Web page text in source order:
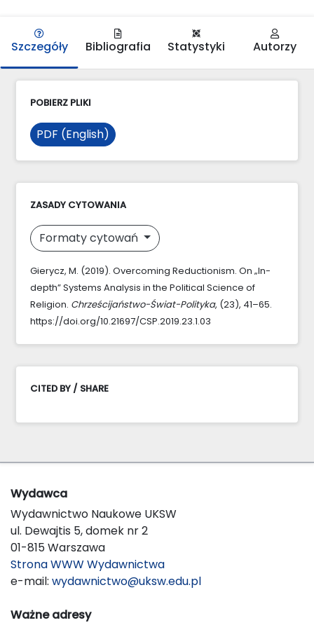
Szczegóły Bibliografia Statystyki Autorzy
POBIERZ PLIKI
PDF (English)
ZASADY CYTOWANIA
Formaty cytowań
Gierycz, M. (2019). Overcoming Reductionism. On „In-
depth” Systems Analysis in the Political Science of
Religion. Chrześcijaństwo-Świat-Polityka, (23), 41–65.
https://doi.org/10.21697/CSP.2019.23.1.03
CITED BY / SHARE
Wydawca
Wydawnictwo Naukowe UKSW
ul. Dewajtis 5, domek nr 2
01-815 Warszawa
Strona WWW Wydawnictwa
e-mail: wydawnictwo@uksw.edu.pl
Ważne adresy